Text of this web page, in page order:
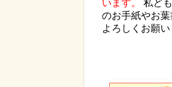
います。
私ど
のお手紙やお
よろしくお願い